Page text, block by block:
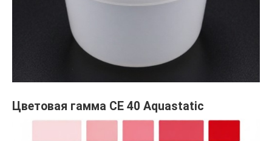
Цветовая гамма СЕ 40 Aquastatic